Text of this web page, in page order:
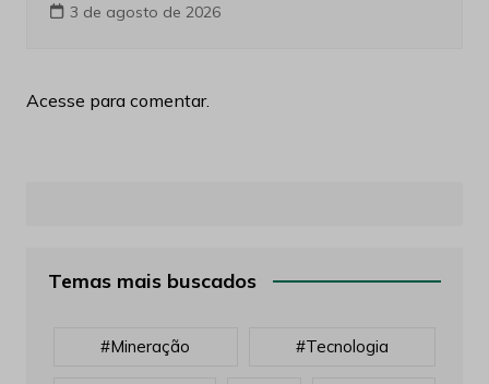
3 de agosto de 2026
Acesse para comentar.
Temas mais buscados
#mineração #tecnologia